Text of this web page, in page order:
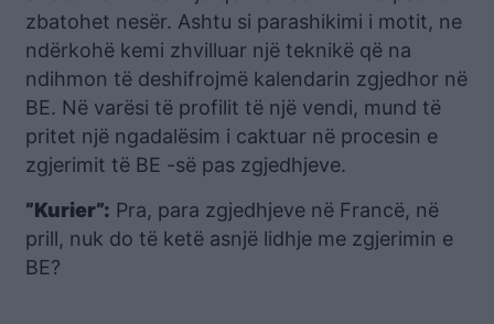
zbatohet nesër. Ashtu si parashikimi i motit, ne
ndërkohë kemi zhvilluar një teknikë që na
ndihmon të deshifrojmë kalendarin zgjedhor në
BE. Në varësi të profilit të një vendi, mund të
pritet një ngadalësim i caktuar në procesin e
zgjerimit të BE -së pas zgjedhjeve.
”Kurier”: Pra, para zgjedhjeve në Francë, në
prill, nuk do të ketë asnjë lidhje me zgjerimin e
BE?